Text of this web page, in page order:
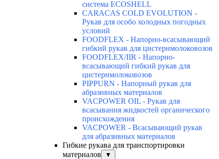
система ECOSHELL
CARACAS COLD EVOLUTION -
Рукав для особо холодных погодных
условий
FOODFLEX - Напорно-всасывающий
гибкий рукав для цистернмолоковозов
FOODFLEX/IIR - Напорно-
всасывающий гибкий рукав для
цистернмолоковозов
PIPPURN - Напорный рукав для
абразивных материалов
VACPOWER OIL - Рукав для
всасывания жидкостей органического
происхождения
VACPOWER - Всасывающий рукав
для абразивных материалов
Гибкие рукава для транспортировки
материалов
▼